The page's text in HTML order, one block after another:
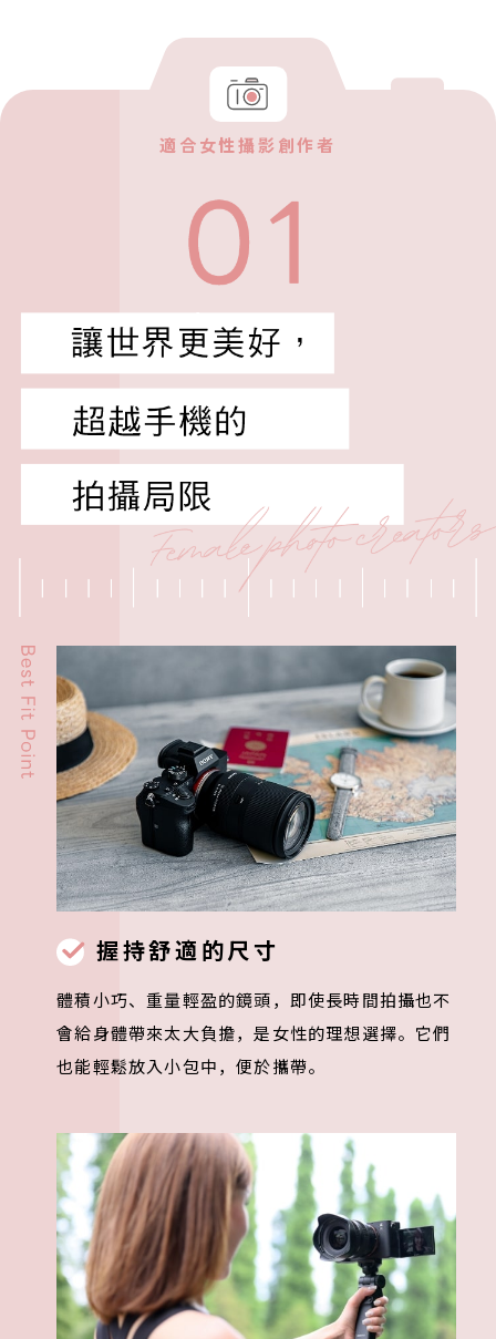
適合女性攝影創作者
握持舒適的尺寸
體積小巧、重量輕盈的鏡頭，即使長時間拍攝也不
會給身體帶來太大負擔，是女性的理想選擇。它們
也能輕鬆放入小包中，便於攜帶。